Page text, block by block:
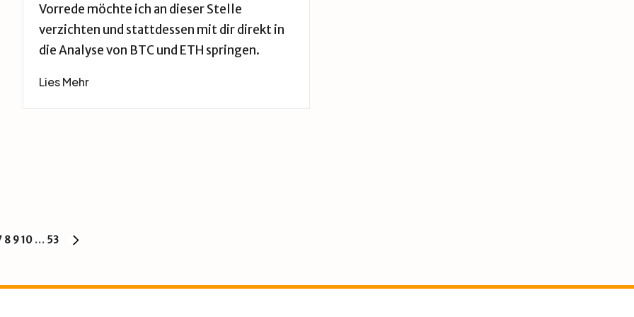
Vorrede möchte ich an dieser Stelle
verzichten und stattdessen mit dir direkt in
die Analyse von BTC und ETH springen.
Lies Mehr
8 910 … 53